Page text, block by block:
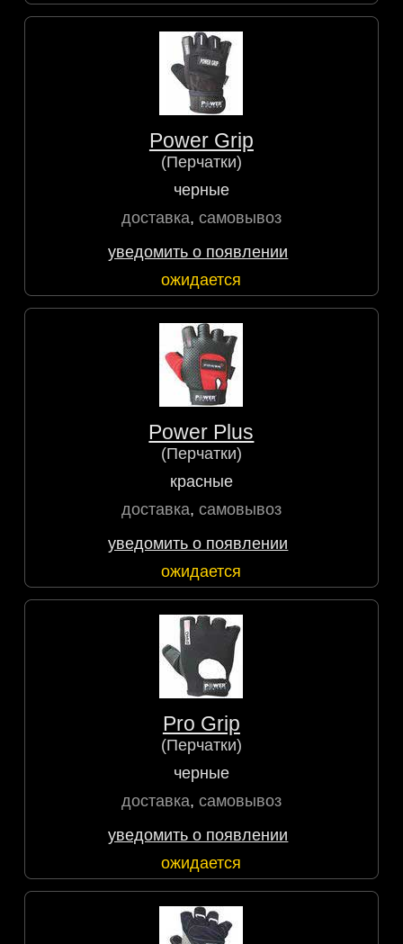
Power Grip
(Перчатки)
черные
доставка, самовывоз
уведомить о появлении
ожидается
Power Plus
(Перчатки)
красные
доставка, самовывоз
уведомить о появлении
ожидается
Pro Grip
(Перчатки)
черные
доставка, самовывоз
уведомить о появлении
ожидается